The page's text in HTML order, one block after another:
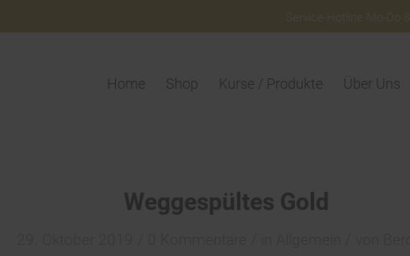
Service-Hotline Mo-Do
Home Shop Kurse / Produkte Über Uns
Weggespültes Gold